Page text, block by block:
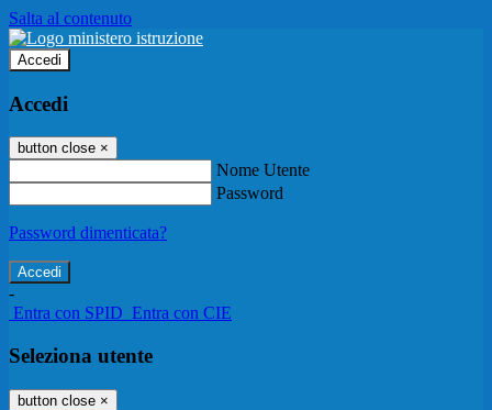
Salta al contenuto
Accedi
Accedi
button close ×
Nome Utente
Password
Password dimenticata?
-
Entra con SPID Entra con CIE
Seleziona utente
button close ×